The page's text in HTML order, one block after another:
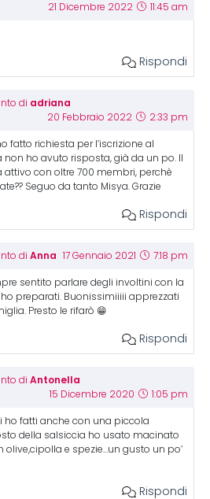
21 Dicembre 2022 11:45 am
Rispondi
di adriana
20 Febbraio 2022 2:33 pm
fatto richiesta per l’iscrizione al
ho avuto risposta, già da un po. Il
con oltre 700 membri, perchè
Seguo da tanto Misya. Grazie
Rispondi
di Anna 17 Gennaio 2021 7:18 pm
sentito parlare degli involtini con la
ho preparati. Buonissimiiiii apprezzati
Presto le rifarò 😁
Rispondi
di Antonella
15 Dicembre 2020 1:05 pm
ho fatti anche con una piccola
della salsiccia ho usato macinato
olive,cipolla e spezie…un gusto un po’
Rispondi